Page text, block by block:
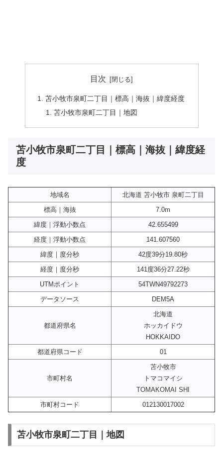
目次
苫小牧市泉町二丁目｜標高｜海抜｜緯度経度
苫小牧市泉町二丁目｜地図
苫小牧市泉町二丁目｜標高｜海抜｜緯度経
度
地域名
北海道 苫小牧市 泉町二丁目
標高｜海抜
7.0m
緯度｜浮動小数点
42.655499
経度｜浮動小数点
141.607560
緯度｜度分秒
42度39分19.80秒
経度｜度分秒
141度36分27.22秒
UTMポイント
54TWN49792273
データソース
DEM5A
都道府県名
北海道
ホッカイドウ
HOKKAIDO
都道府県コード
01
市町村名
苫小牧市
トマコマイシ
TOMAKOMAI SHI
市町村コード
012130017002
苫小牧市泉町二丁目｜地図